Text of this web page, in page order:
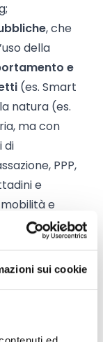
sui cookie
, che
della
e
(es. Smart
natura (es.
ma con
di
PPP,
e
e
degli alloggi;